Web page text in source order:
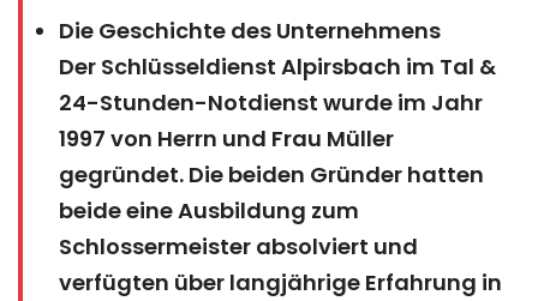
Die Geschichte des Unternehmens
Der Schlüsseldienst Alpirsbach im Tal &
24-Stunden-Notdienst wurde im Jahr
1997 von Herrn und Frau Müller
gegründet. Die beiden Gründer hatten
beide eine Ausbildung zum
Schlossermeister absolviert und
verfügten über langjährige Erfahrung in